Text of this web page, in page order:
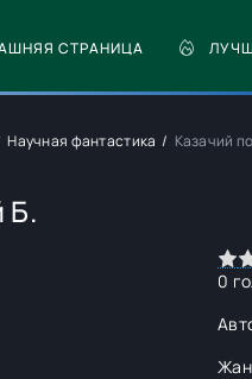
СТРАНИЦА
Научная фантастика Казачий
Б.
0